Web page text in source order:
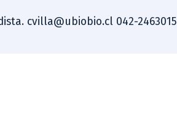
cvilla@ubiobio.cl 042-2463015